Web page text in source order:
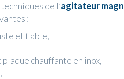
de l’agitateur
:
et fiable,
chauffante en inox,